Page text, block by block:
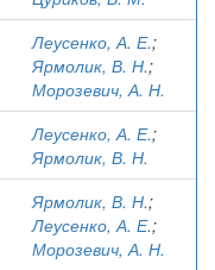
Леусенко, А. Е.;
Ярмолик, В. Н.;
Морозевич, А. Н.
Леусенко, А. Е.;
Ярмолик, В. Н.
Ярмолик, В. Н.;
Леусенко, А. Е.;
Морозевич, А. Н.